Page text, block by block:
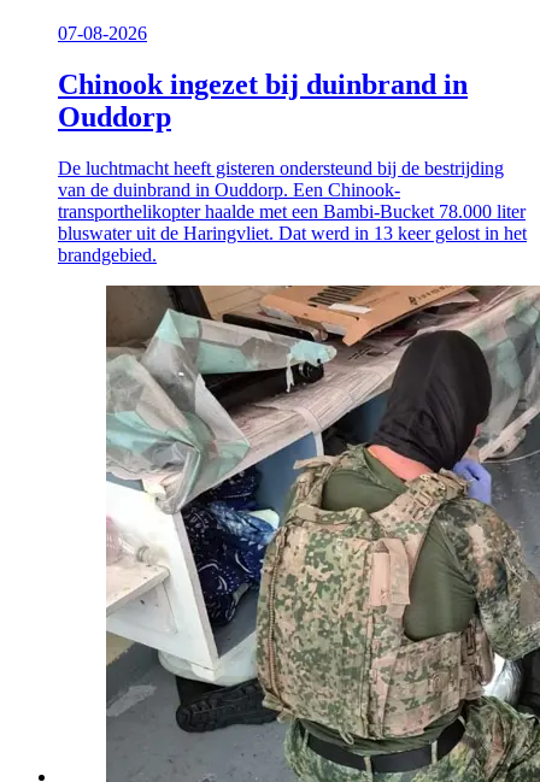
07-08-2026
Chinook ingezet bij duinbrand in
Ouddorp
De luchtmacht heeft gisteren ondersteund bij de bestrijding
van de duinbrand in Ouddorp. Een Chinook-
transporthelikopter haalde met een Bambi-Bucket 78.000 liter
bluswater uit de Haringvliet. Dat werd in 13 keer gelost in het
brandgebied.